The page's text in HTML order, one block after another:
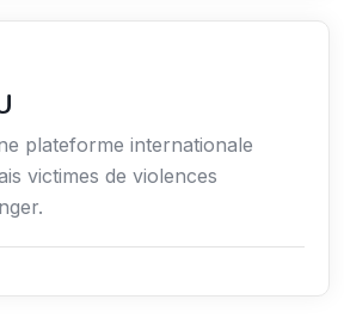
plateforme internationale
victimes de violences